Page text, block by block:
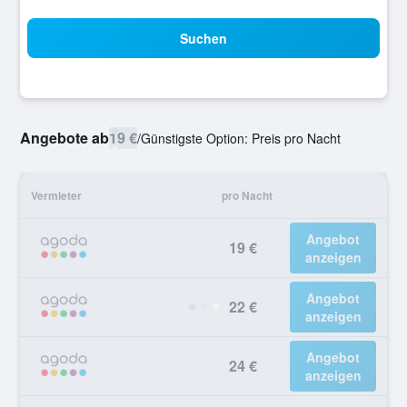
Suchen
Angebote ab19 €/Günstigste Option: Preis pro Nacht
Vermieter pro Nacht
19 €
Angebot
anzeigen
22 €
Angebot
anzeigen
24 €
Angebot
anzeigen